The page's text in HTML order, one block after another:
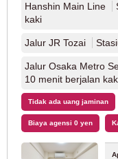
Hanshin Main Line
kaki
Jalur JR Tozai
Jalur Osaka Metro
10 menit berjalan
Tidak ada uang jaminan
Biaya agensi 0 yen
Jalur kereta
Jalur kereta
Kereta Api Nagoya